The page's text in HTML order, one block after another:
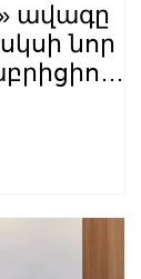
ավագը
նոր